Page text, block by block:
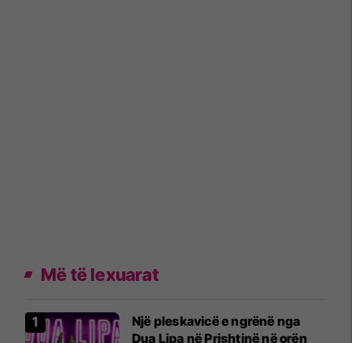
Më të lexuarat
Një pleskavicë e ngrënë nga
Dua Lipa në Prishtinë në orën